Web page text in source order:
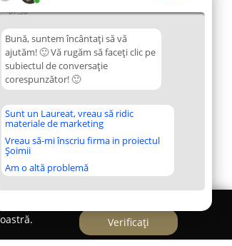
07:38
Bună, suntem încântați să vă
ajutăm! 🙂 Vă rugăm să faceți clic pe
subiectul de conversație
corespunzător! 🙂
Sunt un Laureat, vreau să ridic
materiale de marketing
Vreau să-mi înscriu firma in proiectul
Șoimii
Am o altă problemă
Verificați